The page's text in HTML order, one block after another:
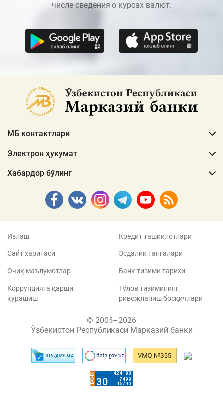
числе сведения о курсах валют.
МБ контактлари
Электрон ҳукумат
Хабардор бўлинг
Излаш
Сайт харитаси
Очиқ маълумотлар
Коррупцияга қарши
курашиш
Кредит ташкилотлари
Эсдалик тангалари
Банк тизими тарихи
Тўлов тизимининг
ривожланиш босқичлари
© 2005–2026
Ўзбекистон Республикаси Марказий банки